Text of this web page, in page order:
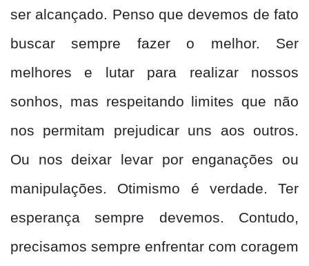
ser alcançado. Penso que devemos de fato
buscar sempre fazer o melhor. Ser
melhores e lutar para realizar nossos
sonhos, mas respeitando limites que não
nos permitam prejudicar uns aos outros.
Ou nos deixar levar por enganações ou
manipulações. Otimismo é verdade. Ter
esperança sempre devemos. Contudo,
precisamos sempre enfrentar com coragem